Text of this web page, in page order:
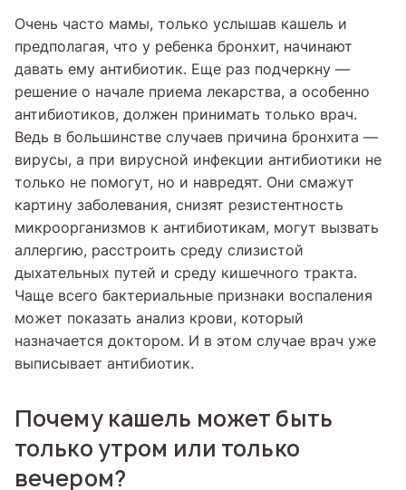
Очень часто мамы, только услышав кашель и
предполагая, что у ребенка бронхит, начинают
давать ему антибиотик. Еще раз подчеркну —
решение о начале приема лекарства, а особенно
антибиотиков, должен принимать только врач.
Ведь в большинстве случаев причина бронхита —
вирусы, а при вирусной инфекции антибиотики не
только не помогут, но и навредят. Они смажут
картину заболевания, снизят резистентность
микроорганизмов к антибиотикам, могут вызвать
аллергию, расстроить среду слизистой
дыхательных путей и среду кишечного тракта.
Чаще всего бактериальные признаки воспаления
может показать анализ крови, который
назначается доктором. И в этом случае врач уже
выписывает антибиотик.
Почему кашель может быть
только утром или только
вечером?